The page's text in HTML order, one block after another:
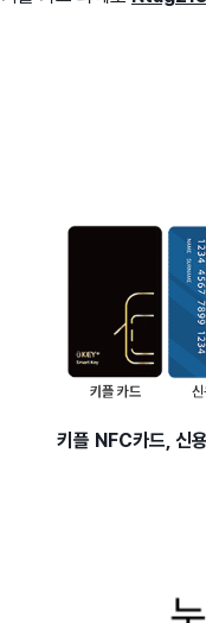
키플 NFC카드, 신